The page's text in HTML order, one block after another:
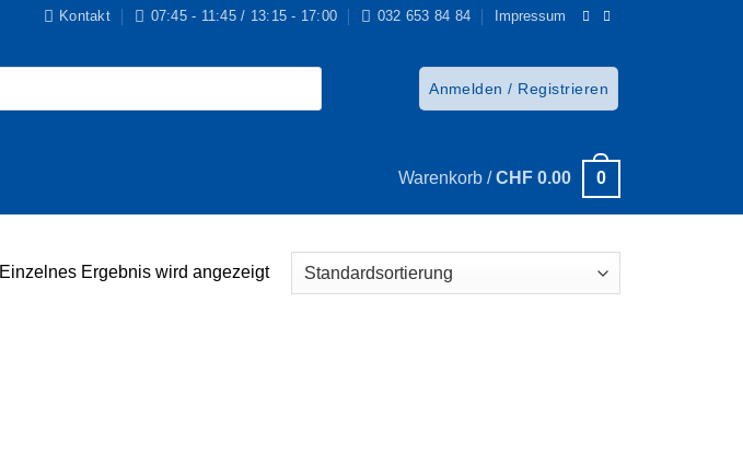
Kontakt 07:45 - 11:45 / 13:15 - 17:00 032 653 84 84 Impressum
Anmelden / Registrieren
Warenkorb /CHF0.00 0
Einzelnes Ergebnis wird angezeigt